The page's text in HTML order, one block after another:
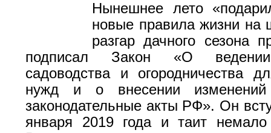
Нынешнее лето
новые правила жизни на
разгар дачного сезона
подписал Закон «О
садоводства и огородничества
нужд и о внесении
законодательные акты РФ». Он
января 2019 года и таит немало